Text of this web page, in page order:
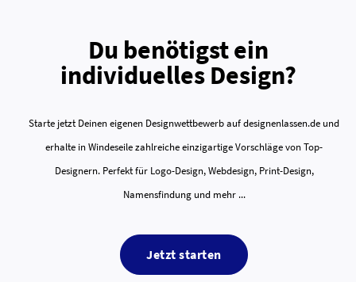
Du benötigst ein
individuelles Design?
Starte jetzt Deinen eigenen Designwettbewerb auf designenlassen.de und
erhalte in Windeseile zahlreiche einzigartige Vorschläge von Top-
Designern. Perfekt für Logo-Design, Webdesign, Print-Design,
Namensfindung und mehr ...
Jetzt starten